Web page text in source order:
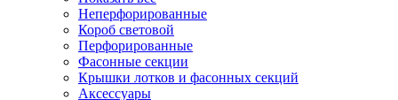
Неперфорированные
Короб световой
Перфорированные
Фасонные секции
Крышки лотков и фасонных секций
Аксессуары